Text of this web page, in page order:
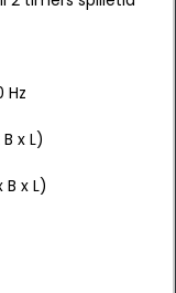
Hz
x L)
x L)